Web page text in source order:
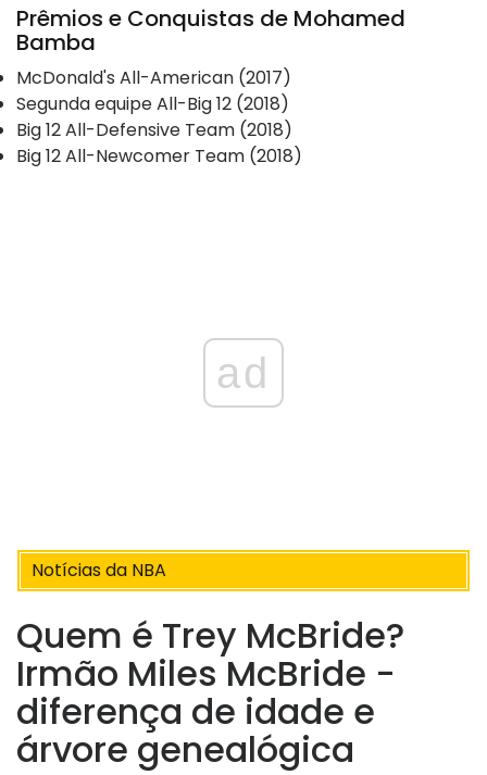
Prêmios e Conquistas de Mohamed
Bamba
McDonald's All-American (2017)
Segunda equipe All-Big 12 (2018)
Big 12 All-Defensive Team (2018)
Big 12 All-Newcomer Team (2018)
ad
Notícias da NBA
Quem é Trey McBride?
Irmão Miles McBride -
diferença de idade e
árvore genealógica